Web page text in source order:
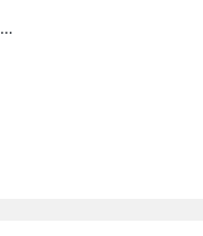
Plakat na ścianę Adopciak Origami do salonu